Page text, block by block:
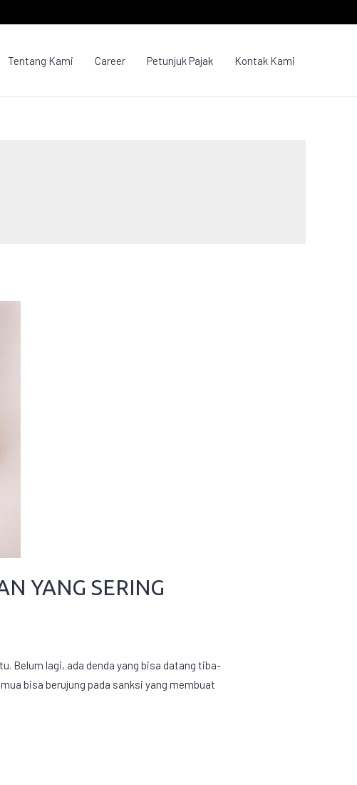
Tentang Kami Career Petunjuk Pajak Kontak Kami
YANG SERING
Belum lagi, ada denda yang bisa datang tiba-
bisa berujung pada sanksi yang membuat